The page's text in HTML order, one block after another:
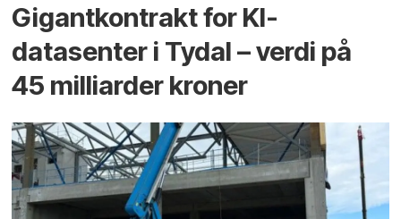
Gigantkontrakt for KI-
datasenter i Tydal – verdi på
45 milliarder kroner